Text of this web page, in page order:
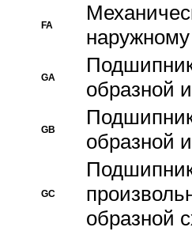
FA
GA
образной
GB
образной
GC
образной